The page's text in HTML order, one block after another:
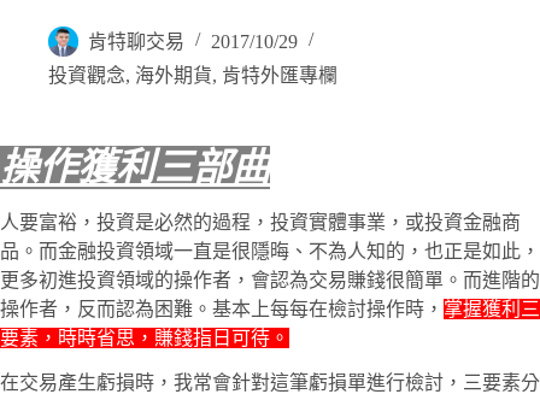
肯特聊交易
2017/10/29
投資觀念, 海外期貨, 肯特外匯專欄
操作獲利三部曲
人要富裕，投資是必然的過程，投資實體事業，或投資金融商
品。而金融投資領域一直是很隱晦、不為人知的，也正是如此，
更多初進投資領域的操作者，會認為交易賺錢很簡單。而進階的
操作者，反而認為困難。基本上每每在檢討操作時， 掌握獲利三
要素，時時省思，賺錢指日可待。
在交易產生虧損時，我常會針對這筆虧損單進行檢討，三要素分